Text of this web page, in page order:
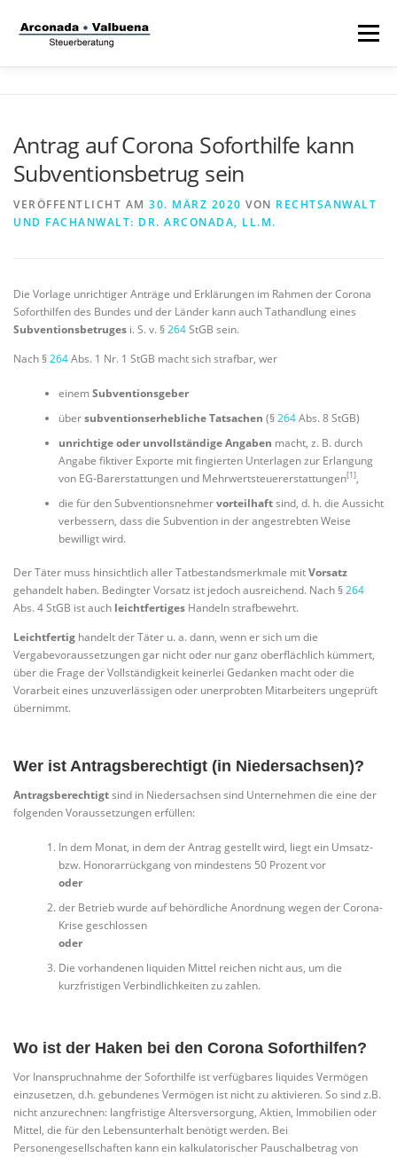
Inhalt
Menü
STRAFVERTEIDIGER TÄTIGKEITSFELDER
Antrag auf Corona Soforthilfe kann
Subventionsbetrug sein
VERÖFFENTLICHT AM 30. MÄRZ 2020 VON RECHTSANWALT
UND FACHANWALT: DR. ARCONADA, LL.M.
Die Vorlage unrichtiger Anträge und Erklärungen im Rahmen der Corona
Soforthilfen des Bundes und der Länder kann auch Tathandlung eines
Subventionsbetruges i. S. v. §264StGB sein.
Nach §264Abs. 1 Nr. 1 StGB macht sich strafbar, wer
einemSubventionsgeber
übersubventionserhebliche Tatsachen (§264Abs. 8 StGB)
unrichtige oder unvollständige Angaben macht, z. B. durch
Angabe fiktiver Exporte mit fingierten Unterlagen zur Erlangung
von EG-Barerstattungen und Mehrwertsteuererstattungen[1],
die für den Subventionsnehmervorteilhaftsind, d. h. die Aussicht
verbessern, dass die Subvention in der angestrebten Weise
bewilligt wird.
Der Täter muss hinsichtlich aller Tatbestandsmerkmale mitVorsatz
gehandelt haben. Bedingter Vorsatz ist jedoch ausreichend. Nach §264
Abs. 4 StGB ist auch leichtfertiges Handeln strafbewehrt.
Leichtfertig handelt der Täter u. a. dann, wenn er sich um die
Vergabevoraussetzungen gar nicht oder nur ganz oberflächlich kümmert,
über die Frage der Vollständigkeit keinerlei Gedanken macht oder die
Vorarbeit eines unzuverlässigen oder unerprobten Mitarbeiters ungeprüft
übernimmt.
Wer ist Antragsberechtigt (in Niedersachsen)?
Antragsberechtigtsind in Niedersachsen sind Unternehmen die eine der
folgenden Voraussetzungen erfüllen:
In dem Monat, in dem der Antrag gestellt wird, liegt ein Umsatz-
bzw. Honorarrückgang von mindestens 50 Prozent vor
oder
der Betrieb wurde auf behördliche Anordnung wegen der Corona-
Krise geschlossen
oder
Die vorhandenen liquiden Mittel reichen nicht aus, um die
kurzfristigen Verbindlichkeiten zu zahlen.
Wo ist der Haken bei den Corona Soforthilfen?
Vor Inanspruchnahme der Soforthilfe ist verfügbares liquides Vermögen
einzusetzen, d.h. gebundenes Vermögen ist nicht zu aktivieren. So sind z.B.
nicht anzurechnen: langfristige Altersversorgung, Aktien, Immobilien oder
Mittel, die für den Lebensunterhalt benötigt werden. Bei
Personengesellschaften kann ein kalkulatorischer Pauschalbetrag von